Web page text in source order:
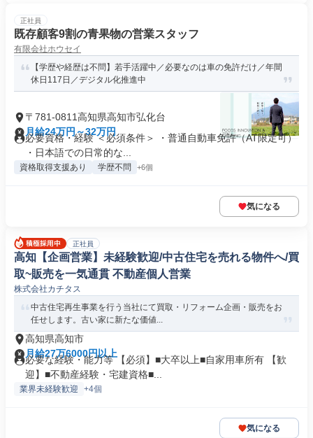
正社員
既存顧客9割の青果物の営業スタッフ
有限会社ホウセイ
【学歴や経歴は不問】若手活躍中／必要なのは車の免許だけ／年間
休日117日／デジタル化推進中
〒781-0811高知県高知市弘化台
月給24万円～32万円
必要資格・経験 ＜必須条件＞ ・普通自動車免許（AT限定可）
・日本語での日常的な...
資格取得支援あり 学歴不問 +6個
気になる
正社員
高知【企画営業】未経験歓迎/中古住宅を売れる物件へ/買
取~販売を一気通貫 不動産個人営業
株式会社カチタス
中古住宅再生事業を行う当社にて買取・リフォーム企画・販売をお
任せします。古い家に新たな価値...
高知県高知市
月給27万6000円以上
必要な経験・能力等 【必須】■大卒以上■自家用車所有 【歓
迎】■不動産経験・宅建資格■...
業界未経験歓迎 +4個
気になる